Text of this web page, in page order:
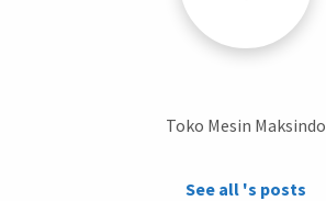
Toko Mesin Maksindo
See all 's posts